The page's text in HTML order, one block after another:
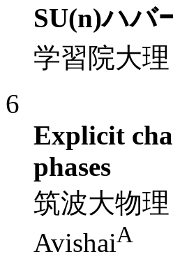
SU(n)ハバ
学習院大
6
Explicit
phases
筑波大物
AvishaiA